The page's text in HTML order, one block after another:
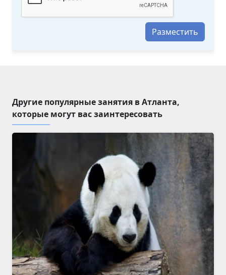
Разместить
Другие популярные занятия в Атланта,
которые могут вас заинтересовать